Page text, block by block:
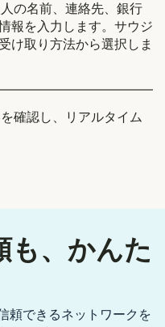
の名前、連絡先、銀行
報を入力します。サウジ
け取り方法から選択しま
確認し、リアルタイム
も、かんた
頼できるネットワークを